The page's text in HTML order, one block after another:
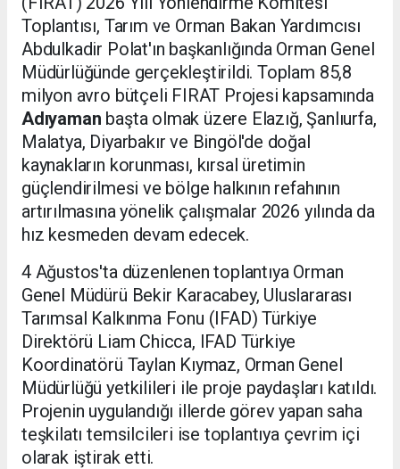
Toplantısı, Tarım ve Orman Bakan Yardımcısı
Abdulkadir Polat'ın başkanlığında Orman Genel
Müdürlüğünde gerçekleştirildi. Toplam 85,8
milyon avro bütçeli FIRAT Projesi kapsamında
Adıyaman başta olmak üzere Elazığ, Şanlıurfa,
Malatya, Diyarbakır ve Bingöl'de doğal
kaynakların korunması, kırsal üretimin
güçlendirilmesi ve bölge halkının refahının
artırılmasına yönelik çalışmalar 2026 yılında da
hız kesmeden devam edecek.
4 Ağustos'ta düzenlenen toplantıya Orman
Genel Müdürü Bekir Karacabey, Uluslararası
Tarımsal Kalkınma Fonu (IFAD) Türkiye
Direktörü Liam Chicca, IFAD Türkiye
Koordinatörü Taylan Kıymaz, Orman Genel
Müdürlüğü yetkilileri ile proje paydaşları katıldı.
Projenin uygulandığı illerde görev yapan saha
teşkilatı temsilcileri ise toplantıya çevrim içi
olarak iştirak etti.